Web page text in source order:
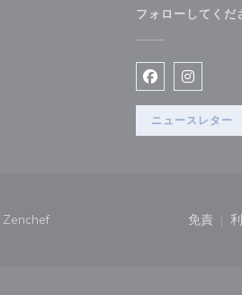
フォローしてくだ
Facebook ((
ニュースレター
Zenchef((新しいウィンドウで開きます))
免責
((新